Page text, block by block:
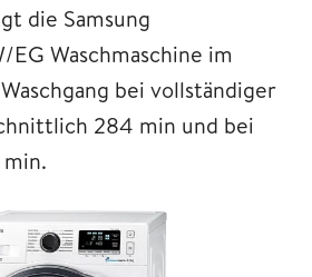
die Samsung
Waschmaschine im
bei vollständiger
284 min und bei